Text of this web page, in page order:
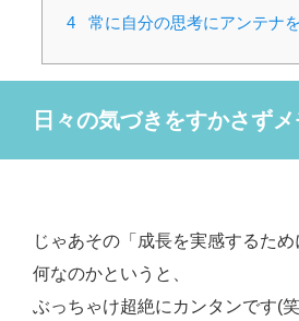
4 常に自分の思考にアンテナ
日々の気づきをすかさず
じゃあその「成長を実感するた
何なのかというと、
ぶっちゃけ超絶にカンタンです(